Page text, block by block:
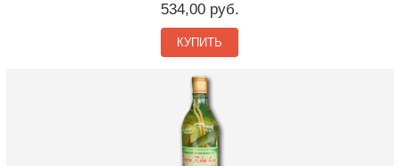
534,00 руб.
КУПИТЬ